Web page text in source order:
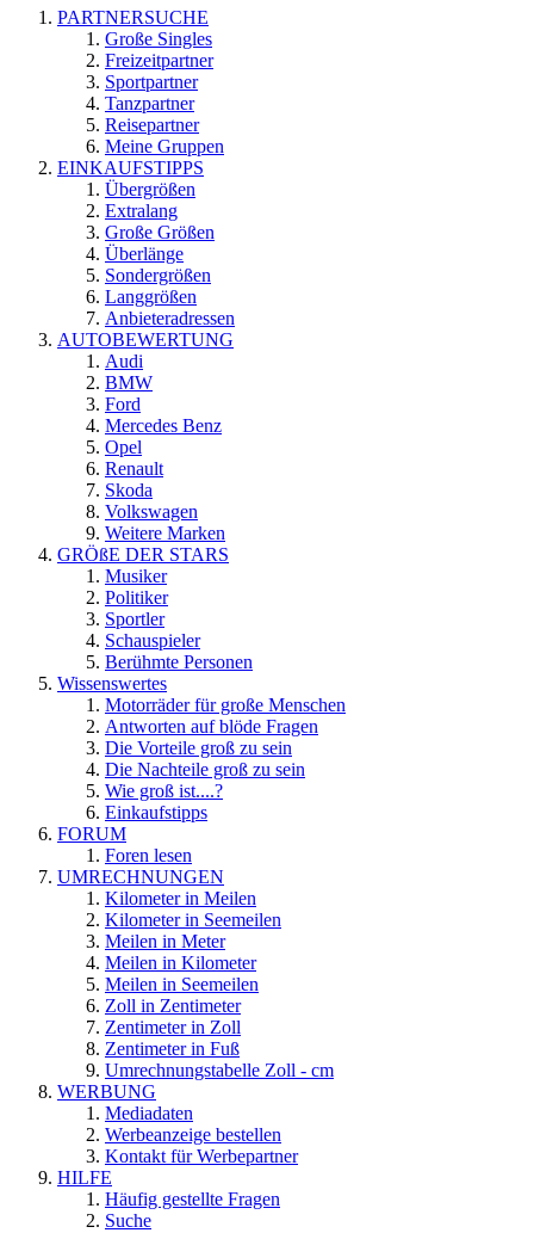
PARTNERSUCHE
Große Singles
Freizeitpartner
Sportpartner
Tanzpartner
Reisepartner
Meine Gruppen
EINKAUFSTIPPS
Übergrößen
Extralang
Große Größen
Überlänge
Sondergrößen
Langgrößen
Anbieteradressen
AUTOBEWERTUNG
Audi
BMW
Ford
Mercedes Benz
Opel
Renault
Skoda
Volkswagen
Weitere Marken
GRÖßE DER STARS
Musiker
Politiker
Sportler
Schauspieler
Berühmte Personen
Wissenswertes
Motorräder für große Menschen
Antworten auf blöde Fragen
Die Vorteile groß zu sein
Die Nachteile groß zu sein
Wie groß ist....?
Einkaufstipps
FORUM
Foren lesen
UMRECHNUNGEN
Kilometer in Meilen
Kilometer in Seemeilen
Meilen in Meter
Meilen in Kilometer
Meilen in Seemeilen
Zoll in Zentimeter
Zentimeter in Zoll
Zentimeter in Fuß
Umrechnungstabelle Zoll - cm
WERBUNG
Mediadaten
Werbeanzeige bestellen
Kontakt für Werbepartner
HILFE
Häufig gestellte Fragen
Suche